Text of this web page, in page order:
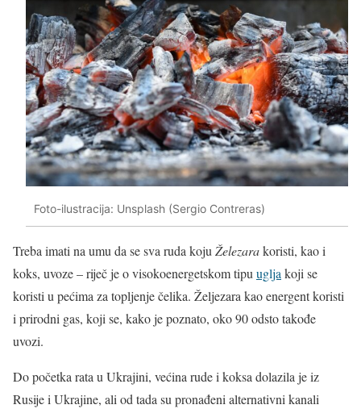
Foto-ilustracija: Unsplash (Sergio Contreras)
Treba imati na umu da se sva ruda koju Železarakoristi, kao i
koks, uvoze – riječ je o visokoenergetskom tipu uglja koji se
koristi u pećima za topljenje čelika. Željezara kao energent koristi
i prirodni gas, koji se, kako je poznato, oko 90 odsto takođe
uvozi.
Do početka rata u Ukrajini, većina rude i koksa dolazila je iz
Rusije i Ukrajine, ali od tada su pronađeni alternativni kanali